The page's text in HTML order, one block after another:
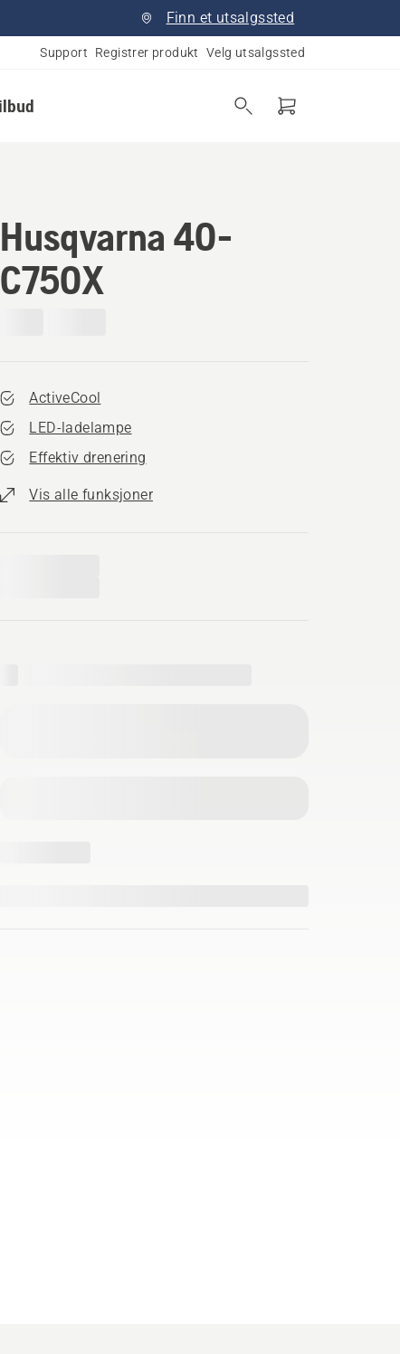
Finn et utsalgssted
Support Registrer produkt Velg utsalgssted
Husqvarna 40-
C750X
ActiveCool
LED-ladelampe
Effektiv drenering
Vis alle funksjoner